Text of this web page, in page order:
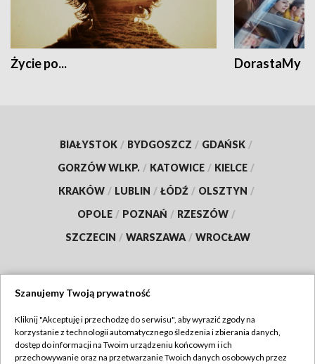
Życie po... DorastaMy
BIAŁYSTOK / BYDGOSZCZ / GDAŃSK /
GORZÓW WLKP. / KATOWICE / KIELCE /
KRAKÓW / LUBLIN / ŁÓDŹ / OLSZTYN /
OPOLE / POZNAŃ / RZESZÓW /
SZCZECIN / WARSZAWA / WROCŁAW
TVP
Abonament TVP
Szanujemy Twoją prywatność
Kliknij "Akceptuję i przechodzę do serwisu", aby wyrazić zgody na
korzystanie z technologii automatycznego śledzenia i zbierania danych,
dostęp do informacji na Twoim urządzeniu końcowym i ich
przechowywanie oraz na przetwarzanie Twoich danych osobowych przez